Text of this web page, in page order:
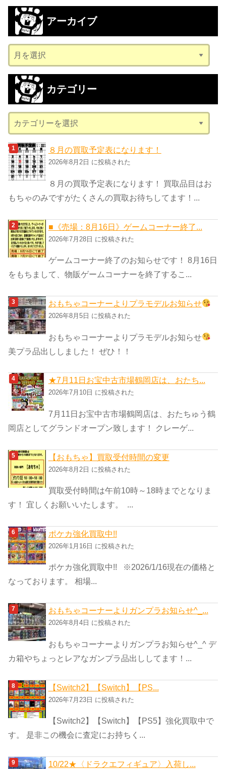
アーカイブ
ー
カ
ブ
カテゴリー
テ
ゴ
リ
ー
８月の買取予定表になります！
2026年8月2日 に投稿された
８月の買取予定表になります！ 買取品目はお
もちゃのみですがたくさんの買取お待ちしてます！...
■《売場：8月16日》ゲームコーナー終了...
2026年7月28日 に投稿された
ゲームコーナー終了のお知らせです！ 8月16日
をもちまして、物販ゲームコーナーを終了するこ...
おもちゃコーナーよりプラモデルお知らせ
2026年8月5日 に投稿された
おもちゃコーナーよりプラモデルお知らせ
美プラ品出ししました！ ぜひ！！
★7月11日お宝中古市場鶴岡店は、おたち...
2026年7月10日 に投稿された
7月11日お宝中古市場鶴岡店は、おたちゅう鶴
岡店としてグランドオープン致します！ クレーゲ...
【おもちゃ】買取受付時間の変更
2026年8月2日 に投稿された
買取受付時間は午前10時～18時までとなりま
す！ 宜しくお願いいたします。 ...
ポケカ強化買取中!!
2026年1月16日 に投稿された
ポケカ強化買取中!! ※2026/1/16現在の価格と
なっております。 相場...
おもちゃコーナーよりガンプラお知らせ^_...
2026年8月4日 に投稿された
おもちゃコーナーよりガンプラお知らせ^_^ デ
カ箱やちょっとレアなガンプラ品出ししてます！...
【Switch2】【Switch】【PS...
2026年7月23日 に投稿された
【Switch2】【Switch】【PS5】強化買取中で
す。 是非この機会に査定にお持ちく...
10/22★〈ドラクエフィギュア〉入荷し...